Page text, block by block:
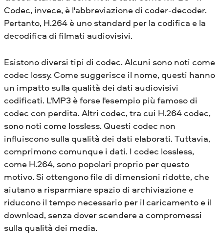
Codec, invece, è l'abbreviazione di coder-decoder.
Pertanto, H.264 è uno standard per la codifica e la
decodifica di filmati audiovisivi.
Esistono diversi tipi di codec. Alcuni sono noti come
codec lossy. Come suggerisce il nome, questi hanno
un impatto sulla qualità dei dati audiovisivi
codificati. L'MP3 è forse l'esempio più famoso di
codec con perdita. Altri codec, tra cui H.264 codec,
sono noti come lossless. Questi codec non
influiscono sulla qualità dei dati elaborati. Tuttavia,
comprimono comunque i dati. I codec lossless,
come H.264, sono popolari proprio per questo
motivo. Si ottengono file di dimensioni ridotte, che
aiutano a risparmiare spazio di archiviazione e
riducono il tempo necessario per il caricamento e il
download, senza dover scendere a compromessi
sulla qualità dei media.